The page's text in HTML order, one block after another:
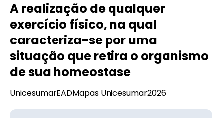
A realização de qualquer
exercício físico, na qual
caracteriza-se por uma
situação que retira o organismo
de sua homeostase
UnicesumarEADMapas Unicesumar2026